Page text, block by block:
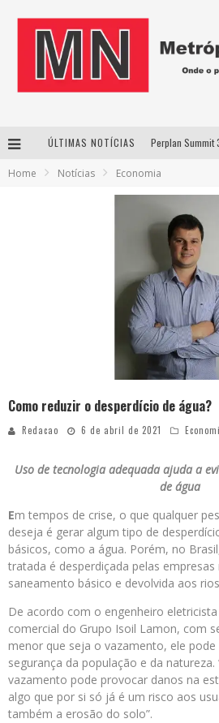
ÚLTIMAS NOTÍCIAS
Home Notícias Economia
Como reduzir o desperdício de água?
Redacao 6 de abril de 2021
Uso de tecnologia adequada ajuda a
de água
Em tempos de crise, o que qualquer
deseja é gerar algum tipo de
básicos, como a água. Porém, no
tratada é desperdiçada pelas
saneamento básico e devolvida aos
De acordo com o engenheiro
comercial do Grupo Isoil Lamon, com
menor que seja o vazamento, ele
segurança da população e da
vazamento pode provocar danos na
algo que por si só já é um risco aos
também a erosão do solo”.⠀